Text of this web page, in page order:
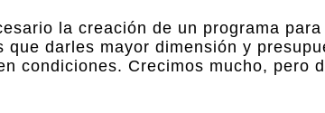
la creación de un programa
que darles mayor dimensión y
condiciones. Crecimos mucho, pero